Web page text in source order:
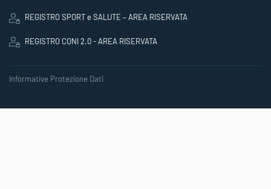
REGISTRO SPORT e SALUTE – AREA RISERVATA
REGISTRO CONI 2.0 - AREA RISERVATA
Informative Protezione Dati